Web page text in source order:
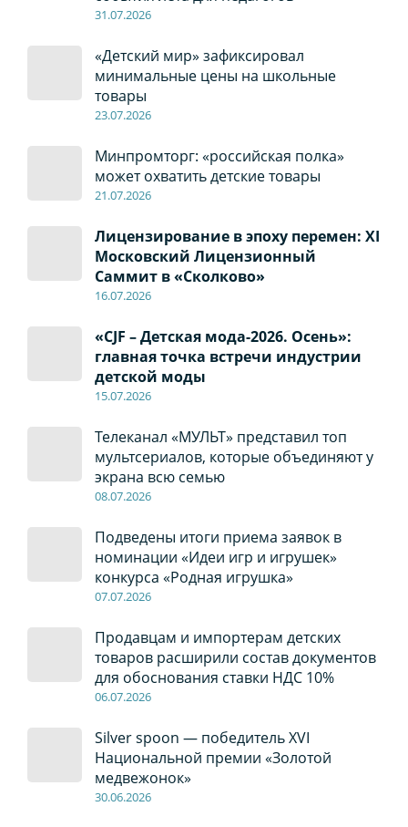
31.07.2026
«Детский мир» зафиксировал
минимальные цены на школьные
товары
23.07.2026
Минпромторг: «российская полка»
может охватить детские товары
21.07.2026
Лицензирование в эпоху перемен: XI
Московский Лицензионный
Саммит в «Сколково»
16.07.2026
«CJF – Детская мода-2026. Осень»:
главная точка встречи индустрии
детской моды
15.07.2026
Телеканал «МУЛЬТ» представил топ
мультсериалов, которые объединяют у
экрана всю семью
08.07.2026
Подведены итоги приема заявок в
номинации «Идеи игр и игрушек»
конкурса «Родная игрушка»
07.07.2026
Продавцам и импортерам детских
товаров расширили состав документов
для обоснования ставки НДС 10%
06.07.2026
Silver spoon — победитель XVI
Национальной премии «Золотой
медвежонок»
30.06.2026